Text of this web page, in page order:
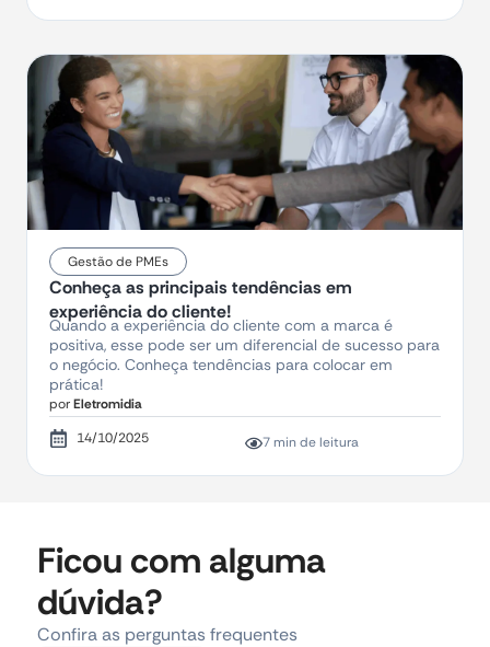
Gestão de PMEs
Conheça as principais tendências em
experiência do cliente!
Quando a experiência do cliente com a marca é
positiva, esse pode ser um diferencial de sucesso para
o negócio. Conheça tendências para colocar em
prática!
porEletromidia
14/10/2025
7 min de leitura
Ficou com alguma
dúvida?
Confira as perguntas frequentes